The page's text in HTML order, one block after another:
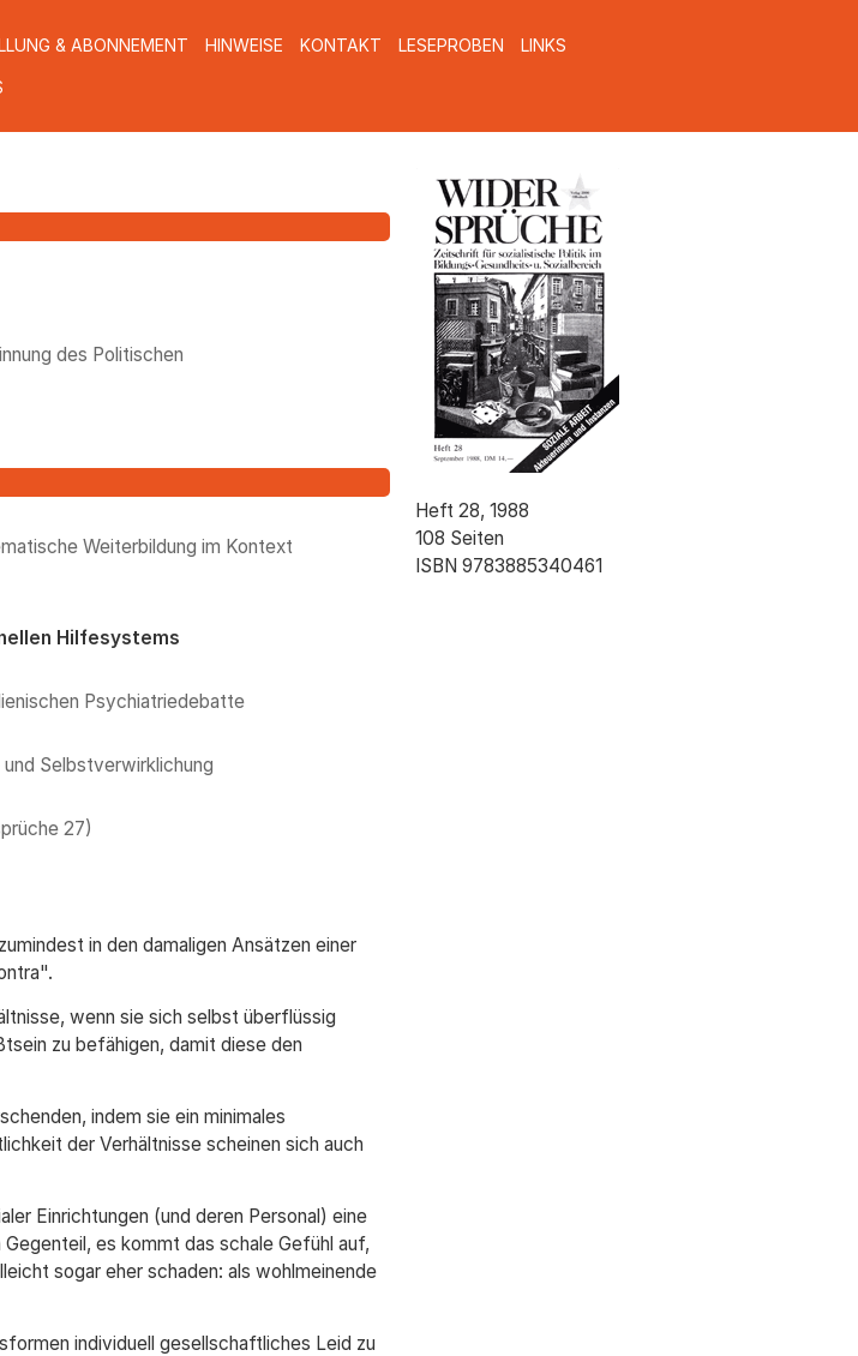
& ABONNEMENT HINWEISE KONTAKT LESEPROBEN LINKS
des Politischen
Weiterbildung im Kontext
Hilfesystems
Psychiatriedebatte
Selbstverwirklichung
27)
in den damaligen Ansätzen einer
wenn sie sich selbst überflüssig
zu befähigen, damit diese den
indem sie ein minimales
der Verhältnisse scheinen sich auch
Einrichtungen (und deren Personal) eine
es kommt das schale Gefühl auf,
sogar eher schaden: als wohlmeinende
individuell gesellschaftliches Leid zu
Heft 28, 1988
108 Seiten
ISBN 9783885340461